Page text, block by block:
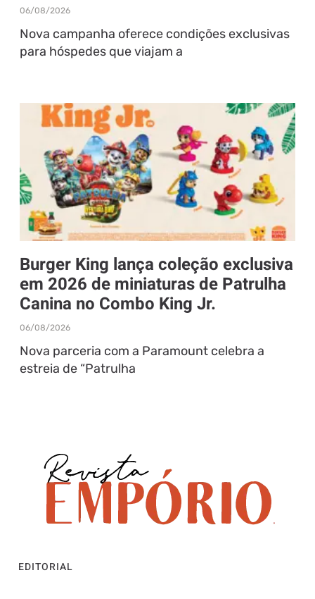
06/08/2026
Nova campanha oferece condições exclusivas
para hóspedes que viajam a
Burger King lança coleção exclusiva
em 2026 de miniaturas de Patrulha
Canina no Combo King Jr.
06/08/2026
Nova parceria com a Paramount celebra a
estreia de “Patrulha
EDITORIAL